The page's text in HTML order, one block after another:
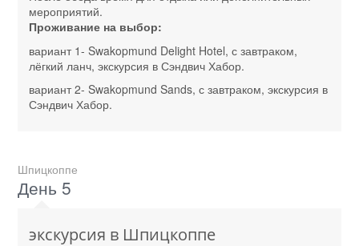
мероприятий.
Проживание на выбор:
вариант 1- Swakopmund Delight Hotel, с завтраком,
лёгкий ланч, экскурсия в Сэндвич Хабор.
вариант 2- Swakopmund Sands, с завтраком, экскурсия в
Сэндвич Хабор.
Шпицкоппе
День 5
экскурсия в Шпицкоппе